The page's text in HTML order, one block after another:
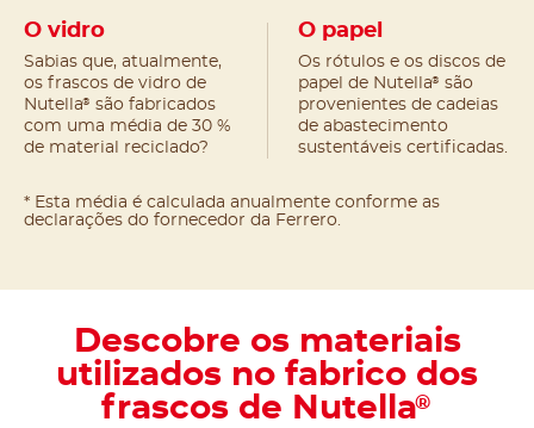
O vidro
Sabias que, atualmente,
os frascos de vidro de
Nutella® são fabricados
com uma média de 30 %
de material reciclado?
O papel
Os rótulos e os discos de
papel de Nutella® são
provenientes de cadeias
de abastecimento
sustentáveis certificadas.
* Esta média é calculada anualmente conforme as
declarações do fornecedor da Ferrero.
Descobre os materiais
utilizados no fabrico dos
frascos de Nutella®